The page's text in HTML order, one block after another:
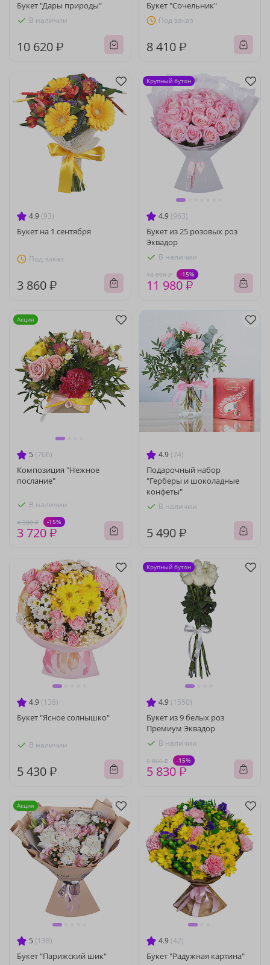
Букет "Дары природы"
В наличии
10 620 ₽
Букет "Сочельник"
Под заказ
8 410 ₽
4.9 (93)
Букет на 1 сентября
Под заказ
3 860 ₽
4.9 (963)
Букет из 25 розовых роз
Эквадор
В наличии
14 090 ₽ -15%
11 980 ₽
Крупный бутон
5 (706)
Композиция "Нежное
послание"
В наличии
4 380 ₽ -15%
3 720 ₽
Акция
4.9 (74)
Подарочный набор
"Герберы и шоколадные
конфеты"
В наличии
5 490 ₽
4.9 (138)
Букет "Ясное солнышко"
В наличии
5 430 ₽
4.9 (1550)
Букет из 9 белых роз
Премиум Эквадор
В наличии
6 860 ₽ -15%
5 830 ₽
Крупный бутон
5 (138)
Букет "Парижский шик"
Акция
4.9 (42)
Букет "Радужная картина"